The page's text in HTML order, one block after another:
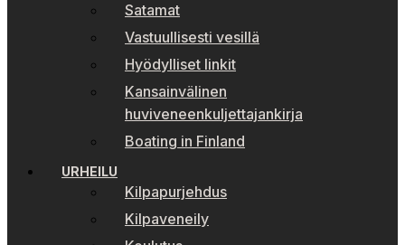
Satamat
Vastuullisesti vesillä
Hyödylliset linkit
Kansainvälinen
huviveneenkuljettajankirja
Boating in Finland
URHEILU
Kilpapurjehdus
Kilpaveneily